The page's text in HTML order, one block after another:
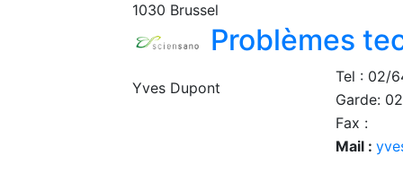
1030 Brussel
Problèmes
Yves Dupont
Tel : 02/
Garde:
Fax :
Mail :